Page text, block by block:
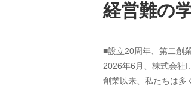
経営難の
■設立20周年、第二創
2026年6月、株式会社
創業以来、私たちは多